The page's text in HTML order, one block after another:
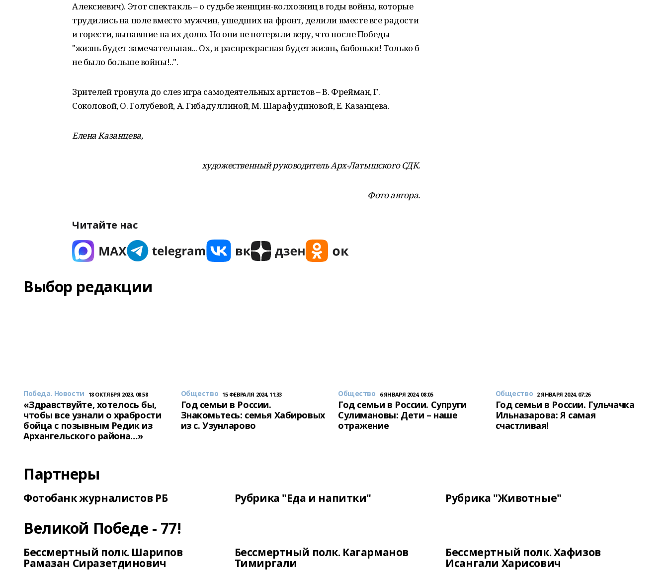
Алексиевич). Этот спектакль – о судьбе женщин-колхозниц в годы войны, которые
трудились на поле вместо мужчин, ушедших на фронт, делили вместе все радости
и горести, выпавшие на их долю. Но они не потеряли веру, что после Победы
"жизнь будет замечательная... Ох, и распрекрасная будет жизнь, бабоньки! Только б
не было больше войны!..".
Зрителей тронула до слез игра самодеятельных артистов – В. Фрейман, Г.
Соколовой, О. Голубевой, А. Гибадуллиной, М. Шарафудиновой, Е. Казанцева.
Елена Казанцева,
художественный руководитель Арх-Латышского СДК.
Фото автора.
Читайте нас
Выбор редакции
Победа. Новости 18 ОКТЯБРЯ 2023, 08:58
«Здравствуйте, хотелось бы,
чтобы все узнали о храбрости
бойца с позывным Редик из
Архангельского района…»
Общество 15 ФЕВРАЛЯ 2024, 11:33
Год семьи в России.
Знакомьтесь: семья Хабировых
из с. Узунларово
Общество 6 ЯНВАРЯ 2024, 08:05
Год семьи в России. Супруги
Сулимановы: Дети – наше
отражение
Общество 2 ЯНВАРЯ 2024, 07:26
Год семьи в России. Гульчачка
Ильназарова: Я самая
счастливая!
Партнеры
Фотобанк журналистов РБ Рубрика "Еда и напитки" Рубрика "Животные"
Великой Победе - 77!
Бессмертный полк. Шарипов
Рамазан Сиразетдинович
Бессмертный полк. Кагарманов
Тимиргали
Бессмертный полк. Хафизов
Исангали Харисович